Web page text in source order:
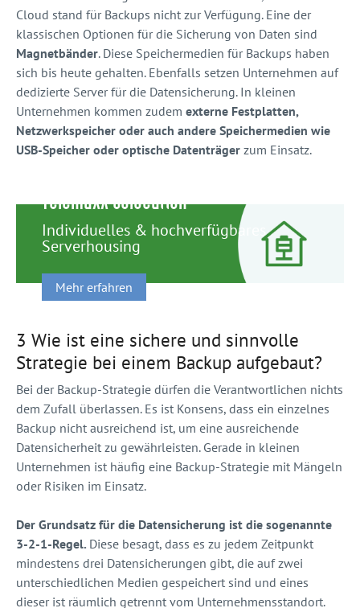
Cloud stand für Backups nicht zur Verfügung. Eine der
klassischen Optionen für die Sicherung von Daten sind
Magnetbänder. Diese Speichermedien für Backups haben
sich bis heute gehalten. Ebenfalls setzen Unternehmen auf
dedizierte Server für die Datensicherung. In kleinen
Unternehmen kommen zudem externe Festplatten,
Netzwerkspeicher oder auch andere Speichermedien wie
USB-Speicher oder optische Datenträger zum Einsatz.
TelemaxX Colocation
Individuelles & hochverfügbares
Serverhousing
Mehr erfahren
3 Wie ist eine sichere und sinnvolle
Strategie bei einem Backup aufgebaut?
Bei der Backup-Strategie dürfen die Verantwortlichen nichts
dem Zufall überlassen. Es ist Konsens, dass ein einzelnes
Backup nicht ausreichend ist, um eine ausreichende
Datensicherheit zu gewährleisten. Gerade in kleinen
Unternehmen ist häufig eine Backup-Strategie mit Mängeln
oder Risiken im Einsatz.
Der Grundsatz für die Datensicherung ist die sogenannte
3-2-1-Regel. Diese besagt, dass es zu jedem Zeitpunkt
mindestens drei Datensicherungen gibt, die auf zwei
unterschiedlichen Medien gespeichert sind und eines
dieser ist räumlich getrennt vom Unternehmensstandort.